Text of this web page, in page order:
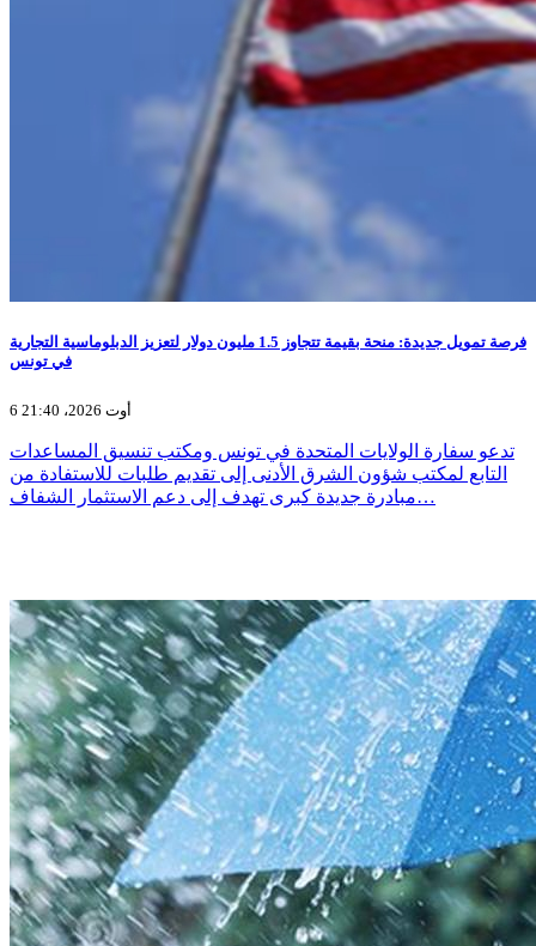
فرصة تمويل جديدة: منحة بقيمة تتجاوز 1.5 مليون دولار لتعزيز الدبلوماسية التجارية
في تونس
6 أوت 2026، 21:40
تدعو سفارة الولايات المتحدة في تونس ومكتب تنسيق المساعدات
التابع لمكتب شؤون الشرق الأدنى إلى تقديم طلبات للاستفادة من
مبادرة جديدة كبرى تهدف إلى دعم الاستثمار الشفاف…